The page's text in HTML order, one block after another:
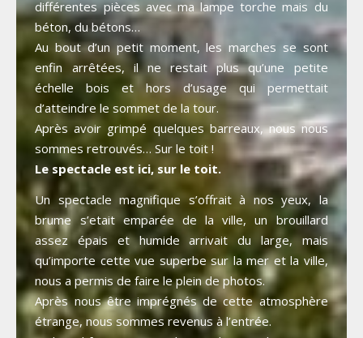
différentes pièces avec ma lampe torche mais du
béton, du bétons…
Au bout d’un petit moment, les marches se sont
enfin arrêtées, il ne restait plus qu’une petite
échelle bois et hors d’usage qui permettait
d’atteindre le sommet de la tour.
Après avoir grimpé quelques barreaux, nous nous
sommes retrouvés… Sur le toit !
Le spectacle est ici, sur le toit.
Un spectacle magnifique s’offrait à nos yeux, la
brume s’etait emparée de la ville, un brouillard
assez épais et humide arrivait du large, mais
qu’importe cette vue superbe sur la mer et la ville,
nous a permis de faire le plein de photos.
Après nous être imprégnés de cette atmosphère
étrange, nous sommes revenus à l’entrée.